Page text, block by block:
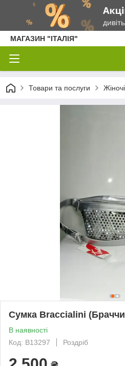
МАГАЗИН "ІТАЛІЯ"
Товари та послуги
Сумка Braccialini
В наявності
Код: В13297
Роздріб